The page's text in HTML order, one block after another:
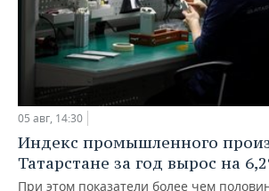
05 авг, 14:30
Индекс промышленного
Татарстане за год вырос на
При этом показатели более чем